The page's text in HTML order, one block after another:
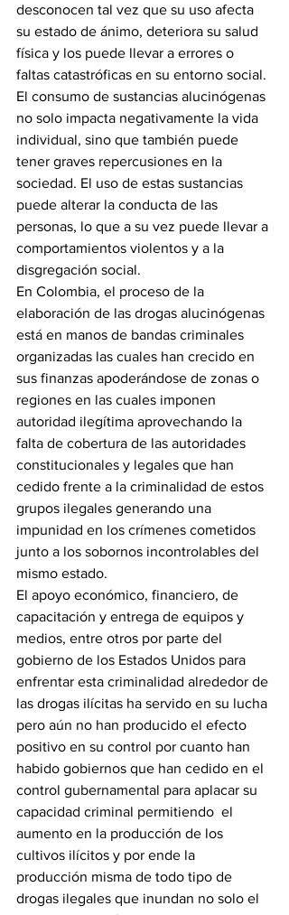
desconocen tal vez que su uso afecta
su estado de ánimo, deteriora su salud
física y los puede llevar a errores o
faltas catastróficas en su entorno social.
El consumo de sustancias alucinógenas
no solo impacta negativamente la vida
individual, sino que también puede
tener graves repercusiones en la
sociedad. El uso de estas sustancias
puede alterar la conducta de las
personas, lo que a su vez puede llevar a
comportamientos violentos y a la
disgregación social.
En Colombia, el proceso de la
elaboración de las drogas alucinógenas
está en manos de bandas criminales
organizadas las cuales han crecido en
sus finanzas apoderándose de zonas o
regiones en las cuales imponen
autoridad ilegítima aprovechando la
falta de cobertura de las autoridades
constitucionales y legales que han
cedido frente a la criminalidad de estos
grupos ilegales generando una
impunidad en los crímenes cometidos
junto a los sobornos incontrolables del
mismo estado.
El apoyo económico, financiero, de
capacitación y entrega de equipos y
medios, entre otros por parte del
gobierno de los Estados Unidos para
enfrentar esta criminalidad alrededor de
las drogas ilícitas ha servido en su lucha
pero aún no han producido el efecto
positivo en su control por cuanto han
habido gobiernos que han cedido en el
control gubernamental para aplacar su
capacidad criminal permitiendo  el
aumento en la producción de los
cultivos ilícitos y por ende la
producción misma de todo tipo de
drogas ilegales que inundan no solo el